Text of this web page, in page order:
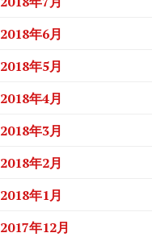
2018年6月
2018年5月
2018年4月
2018年3月
2018年2月
2018年1月
2017年12月